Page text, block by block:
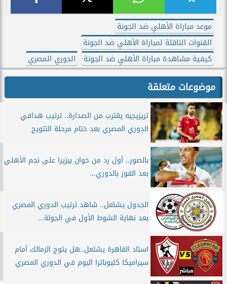
موعد مباراة الأهلي ضد الجونة
القنوات الناقلة لمباراة الأهلي ضد الجونة
كيفية مشاهدة مباراة الأهلي ضد الجونة
الدوري المصري
موضوعات متعلقة
تريزيجيه يقترب من الصدارة.. ترتيب هدافي
الدوري المصري بعد ختام مرحلة التتويج
بالصور.. أول رد من خوان بيزيرا على نجم الأهلي
بعد الفوز بالدوري...
الجدول يشتعل.. شاهد ترتيب الدوري المصري
بعد نهاية الشوط الأول في الجولة...
استاد القاهرة يشتعل..هل يتوج الزمالك أمام
سيراميكا كليوباترا اليوم في الدوري المصري